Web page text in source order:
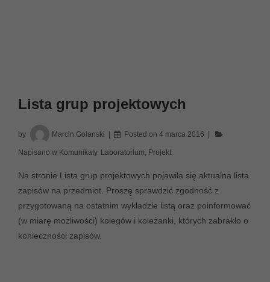
Lista grup projektowych
by Marcin Golanski Posted on 4 marca 2016
Napisano w Komunikaty, Laboratorium, Projekt
Na stronie Lista grup projektowych pojawiła się aktualna lista
zapisów na przedmiot. Proszę sprawdzić zgodność z
przygotowaną na ostatnim wykładzie listą oraz poinformować
(w miarę możliwości) kolegów i koleżanki, których zabrakło o
konieczności zapisów.